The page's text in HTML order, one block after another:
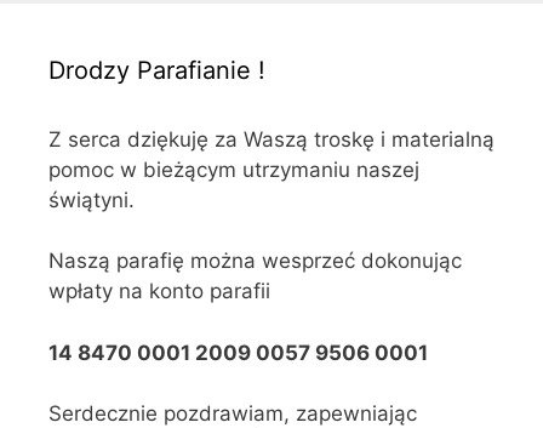
Drodzy Parafianie !
Z serca dziękuję za Waszą troskę i materialną
pomoc w bieżącym utrzymaniu naszej
świątyni.
Naszą parafię można wesprzeć dokonując
wpłaty na konto parafii
14 8470 0001 2009 0057 9506 0001
Serdecznie pozdrawiam, zapewniając